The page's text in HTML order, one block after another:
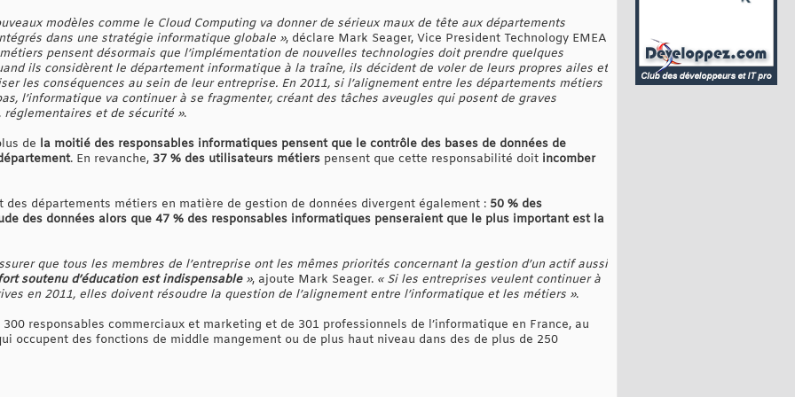
modèles comme le Cloud Computing va donner de sérieux maux de tête aux départements
dans une stratégie informatique globale », déclare Mark Seager, Vice President Technology EMEA
pensent désormais que l’implémentation de nouvelles technologies doit prendre quelques
ils considèrent le département informatique à la traîne, ils décident de voler de leurs propres ailes et
les conséquences au sein de leur entreprise. En 2011, si l’alignement entre les départements métiers
l’informatique va continuer à se fragmenter, créant des tâches aveugles qui posent de graves
et de sécurité ».
de la moitié des responsables informatiques pensent que le contrôle des bases de données de
. En revanche, 37 % des utilisateurs métiers pensent que cette responsabilité doit incomber
des départements métiers en matière de gestion de données divergent également : 50 % des
des données alors que 47 % des responsables informatiques penseraient que le plus important est la
que tous les membres de l’entreprise ont les mêmes priorités concernant la gestion d’un actif aussi
soutenu d’éducation est indispensable», ajoute Mark Seager. « Si les entreprises veulent continuer à
en 2011, elles doivent résoudre la question de l’alignement entre l’informatique et les métiers ».
responsables commerciaux et marketing et de 301 professionnels de l’informatique en France, au
occupent des fonctions de middle mangement ou de plus haut niveau dans des de plus de 250